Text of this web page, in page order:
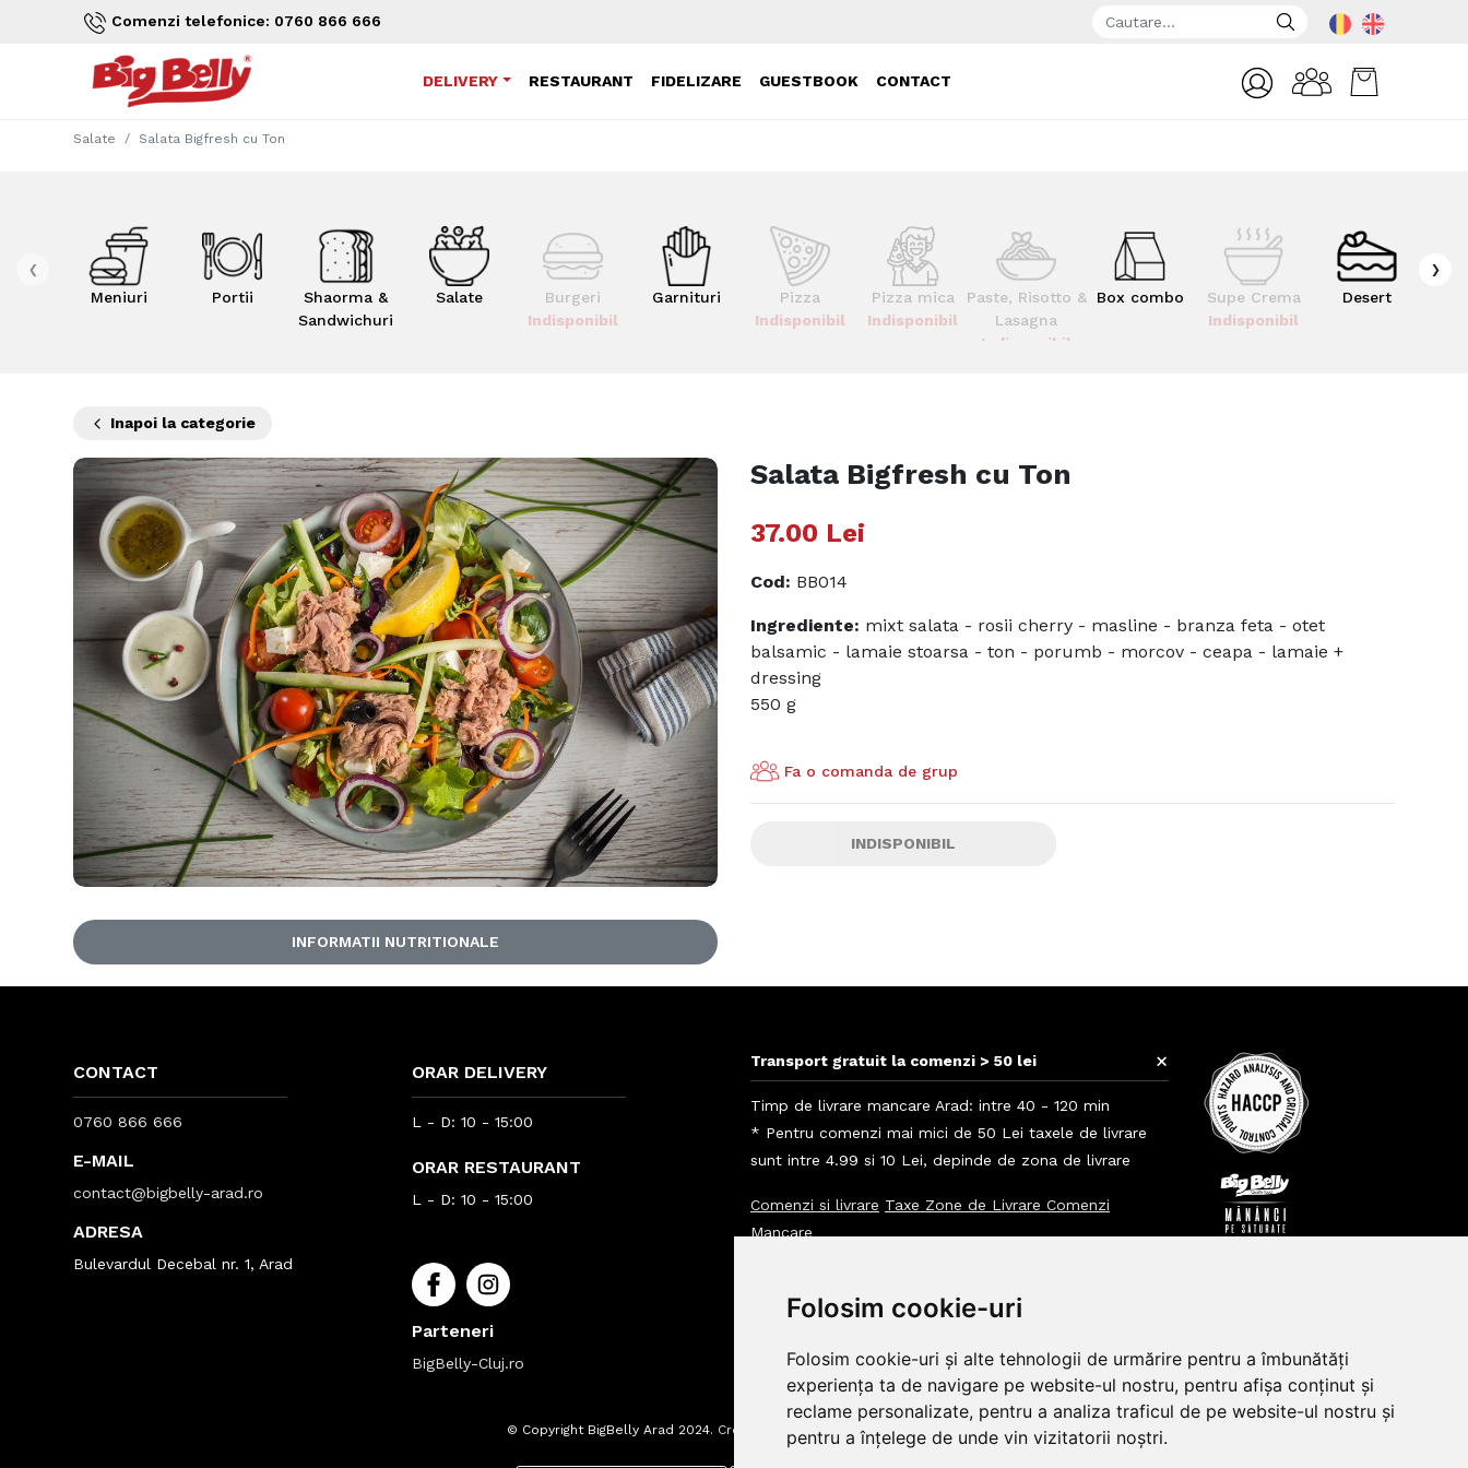
Folosim cookie-uri
Folosim cookie-uri și alte tehnologii de urmărire pentru a îmbunătăți
experiența ta de navigare pe website-ul nostru, pentru afișa conținut și
reclame personalizate, pentru a analiza traficul de pe website-ul nostru și
pentru a înțelege de unde vin vizitatorii noștri.
Comenzi telefonice: 0760 866 666
DELIVERY RESTAURANT FIDELIZARE GUESTBOOK CONTACT
Salate Salata Bigfresh cu Ton
Meniuri Portii
Shaorma &
Sandwichuri
Salate
Burgeri
Indisponibil
Garnituri
Pizza
Indisponibil
Pizza mica
Indisponibil
Paste, Risotto &
Lasagna
Indisponibil
Box combo
Supe Crema
Indisponibil
Desert
‹ ›
Inapoi la categorie
Salata Bigfresh cu Ton
37.00 Lei
Cod: BB014
Ingrediente: mixt salata - rosii cherry - masline - branza feta - otet
balsamic - lamaie stoarsa - ton - porumb - morcov - ceapa - lamaie +
dressing
550 g
Fa o comanda de grup
INDISPONIBIL
INFORMATII NUTRITIONALE
CONTACT
0760 866 666
E-MAIL
contact@bigbelly-arad.ro
ADRESA
Bulevardul Decebal nr. 1, Arad
ORAR DELIVERY
L - D: 10 - 15:00
ORAR RESTAURANT
L - D: 10 - 15:00
Parteneri
BigBelly-Cluj.ro
Transport gratuit la comenzi > 50 lei +
Timp de livrare mancare Arad: intre 40 - 120 min
* Pentru comenzi mai mici de 50 Lei taxele de livrare
sunt intre 4.99 si 10 Lei, depinde de zona de livrare
Comenzi si livrare Taxe Zone de Livrare Comenzi
Mancare
© Copyright BigBelly Arad 2024. Creare Magazin Online